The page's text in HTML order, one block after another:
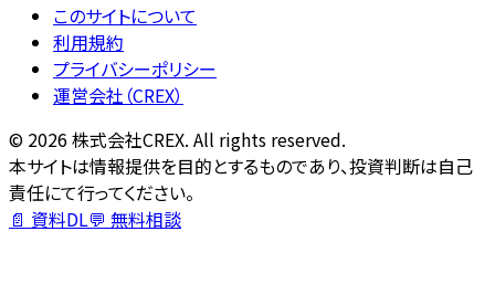
このサイトについて
利用規約
プライバシーポリシー
運営会社（CREX）
© 2026株式会社CREX. All rights reserved.
本サイトは情報提供を目的とするものであり、投資判断は自己
責任にて行ってください。
📄 資料DL💬 無料相談